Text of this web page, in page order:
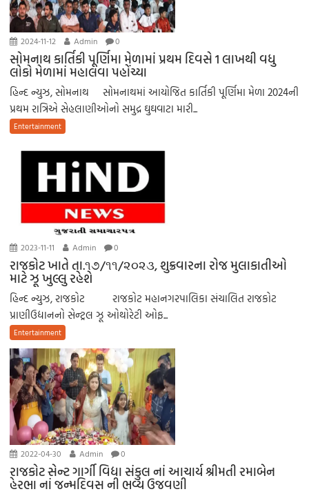
2024-11-12 Admin 0
સોમનાથ કાર્તિકી પૂર્ણિમા મેળામાં પ્રથમ દિવસે 1 લાખથી વધુ
લોકો મેળામાં મહાલવા પહોંચ્યા
હિન્દ ન્યુઝ, સોમનાથ સોમનાથમાં આયોજિત કાર્તિકી પૂર્ણિમા મેળા 2024ની
પ્રથમ રાત્રિએ સેહલાણીઓનો સમુદ્ર ઘુઘવાટા મારી...
Entertainment
2023-11-11 Admin 0
રાજકોટ ખાતે તા.૧૭/૧૧/૨૦૨૩, શુક્રવારના રોજ મુલાકાતીઓ
માટે ઝૂ ખુલ્લુ રહેશે
હિન્દ ન્યુઝ, રાજકોટ રાજકોટ મહાનગરપાલિકા સંચાલિત રાજકોટ
પ્રાણીઉદ્યાનનો સેન્ટ્રલ ઝૂ ઓથોરેટી ઓફ...
Entertainment
2022-04-30 Admin 0
રાજકોટ સેન્ટ ગાર્ગી વિદ્યા સંકુલ નાં આચાર્ય શ્રીમતી રમાબેન
હેરભા નાં જન્મદિવસ ની ભવ્ય ઉજવણી